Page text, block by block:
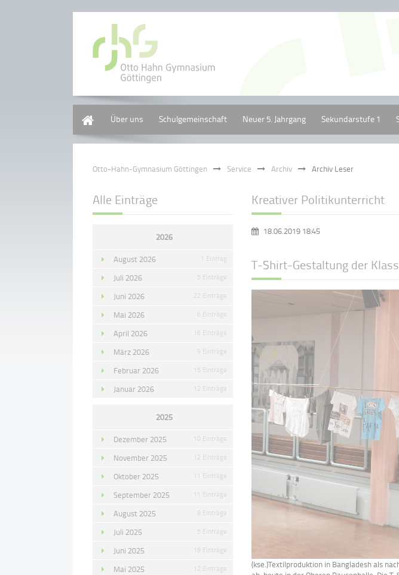
Über uns Schulgemeinschaft Neuer 5. Jahrgang Sekundarstufe 1
Otto-Hahn-Gymnasium Göttingen Service Archiv Archiv Leser
Kreativer Politikunterricht
18.06.2019 18:45
T-Shirt-Gestaltung der
(kse.)Textilproduktion in Bangladesh als
Alle Einträge
2026
August 2026 1 Eintrag
Juli 2026 5 Einträge
Juni 2026 22 Einträge
Mai 2026 6 Einträge
April 2026 16 Einträge
März 2026 9 Einträge
Februar 2026 15 Einträge
Januar 2026 12 Einträge
2025
Dezember 2025 10 Einträge
November 2025 12 Einträge
Oktober 2025 11 Einträge
September 2025 11 Einträge
August 2025 8 Einträge
Juli 2025 5 Einträge
Juni 2025 19 Einträge
Mai 2025 12 Einträge